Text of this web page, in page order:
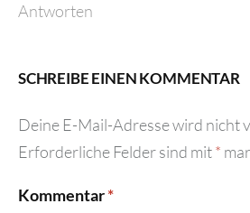
Antworten
SCHREIBE EINEN KOMMENTAR
Deine E-Mail-Adresse wird nicht
Erforderliche Felder sind mit*
Kommentar*